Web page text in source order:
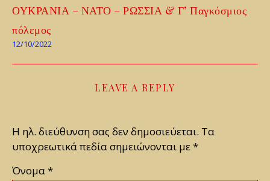
ΟΥΚΡΑΝΙΑ – ΝΑΤΟ – ΡΩΣΣΙΑ & Γ’ Παγκόσμιος
πόλεμος
12/10/2022
LEAVE A REPLY
Η ηλ. διεύθυνση σας δεν δημοσιεύεται. Τα
υποχρεωτικά πεδία σημειώνονται με*
Όνομα*